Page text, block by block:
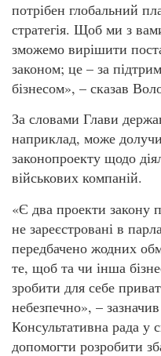
потрібен глобальний
стратегія. Щоб ми з
зможемо вирішити
законом; це – за
бізнесом», – сказав
За словами Глави
наприклад, може
законопроекту щодо
військових компаній.
«Є два проекти закону
не зареєстровані в
передбачено жодних
те, щоб та чи інша
зробити для себе
небезпечно», –
Консультативна рада у
допомогти розробити